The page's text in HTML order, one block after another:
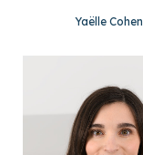
Yaëlle Cohen